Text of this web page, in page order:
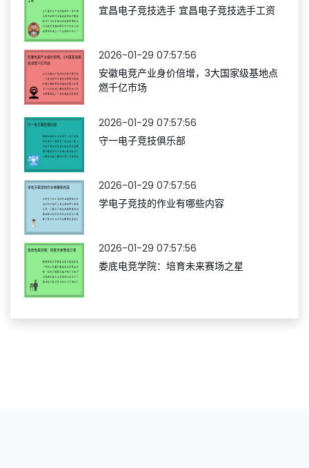
宜昌电子竞技选手 宜昌电子竞技选手工资
2026-01-29 07:57:56
安徽电竞产业身价倍增，3大国家级基地点
燃千亿市场
2026-01-29 07:57:56
守一电子竞技俱乐部
2026-01-29 07:57:56
学电子竞技的作业有哪些内容
2026-01-29 07:57:56
娄底电竞学院：培育未来赛场之星